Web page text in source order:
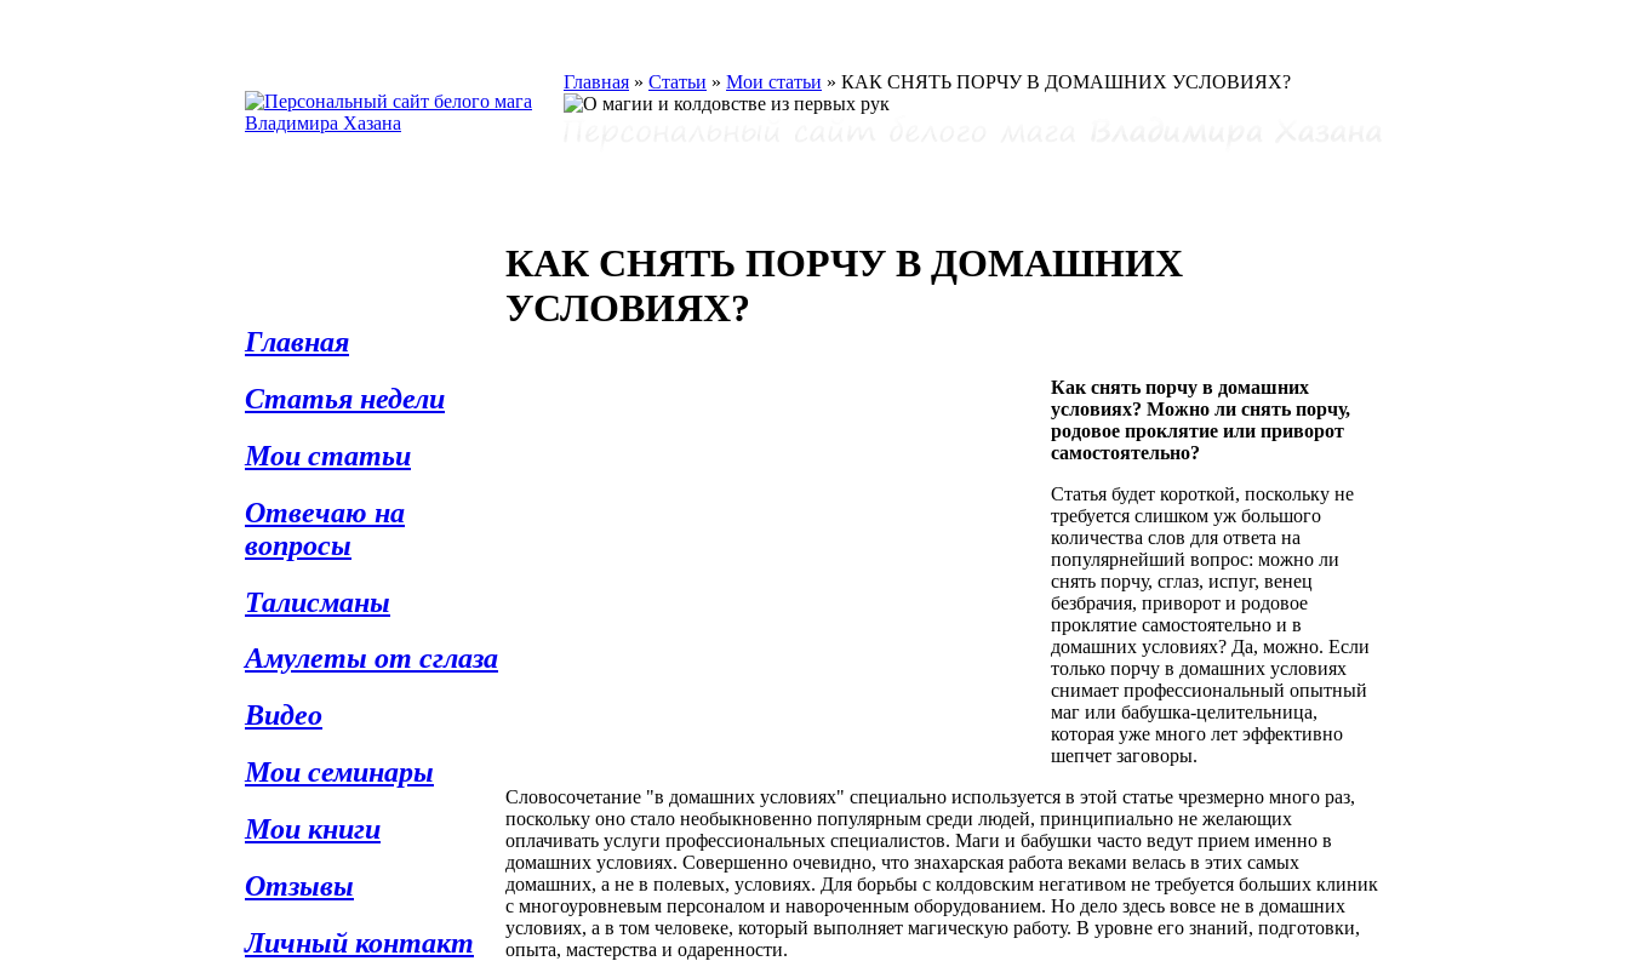
Главная » Статьи » Мои статьи » КАК СНЯТЬ ПОРЧУ В ДОМАШНИХ УСЛОВИЯХ?
Главная
Статья недели
Мои статьи
Отвечаю на
вопросы
Талисманы
Амулеты от сглаза
Видео
Мои семинары
Мои книги
Отзывы
Личный контакт
КАК СНЯТЬ ПОРЧУ В ДОМАШНИХ
УСЛОВИЯХ?
Как снять порчу в домашних
условиях? Можно ли снять порчу,
родовое проклятие или приворот
самостоятельно?
Статья будет короткой, поскольку не
требуется слишком уж большого
количества слов для ответа на
популярнейший вопрос: можно ли
снять порчу, сглаз, испуг, венец
безбрачия, приворот и родовое
проклятие самостоятельно и в
домашних условиях? Да, можно. Если
только порчу в домашних условиях
снимает профессиональный опытный
маг или бабушка-целительница,
которая уже много лет эффективно
шепчет заговоры.
Словосочетание "в домашних условиях" специально используется в этой статье чрезмерно много раз,
поскольку оно стало необыкновенно популярным среди людей, принципиально не желающих
оплачивать услуги профессиональных специалистов. Маги и бабушки часто ведут прием именно в
домашних условиях. Совершенно очевидно, что знахарская работа веками велась в этих самых
домашних, а не в полевых, условиях. Для борьбы с колдовским негативом не требуется больших клиник
с многоуровневым персоналом и навороченным оборудованием. Но дело здесь вовсе не в домашних
условиях, а в том человеке, который выполняет магическую работу. В уровне его знаний, подготовки,
опыта, мастерства и одаренности.